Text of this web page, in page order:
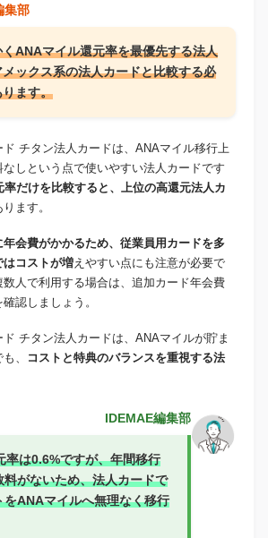
集部
ANAマイル還元率を最優先する法人
ックス系の法人カードと比較する必
ます。
チタン法人カードは、ANAマイル移行上
しという点で使いやすい法人カードです
率だけを比較すると、上位の高還元法人カ
ります。
年会費がかかるため、従業員用カードを多
はコストが増えやすい点にも注意が必要で
人で利用する場合は、追加カード年会費
認しましょう。
チタン法人カードは、ANAマイルが貯ま
、
コストと特典のバランスを重視する法
IDEMAE編集部
率は0.6%ですが、年間移行
料がないため、法人カードで
をANAマイルへ無理なく移行